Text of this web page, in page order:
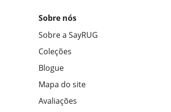
Sobre nós
Sobre a SayRUG
Coleções
Blogue
Mapa do site
Avaliações